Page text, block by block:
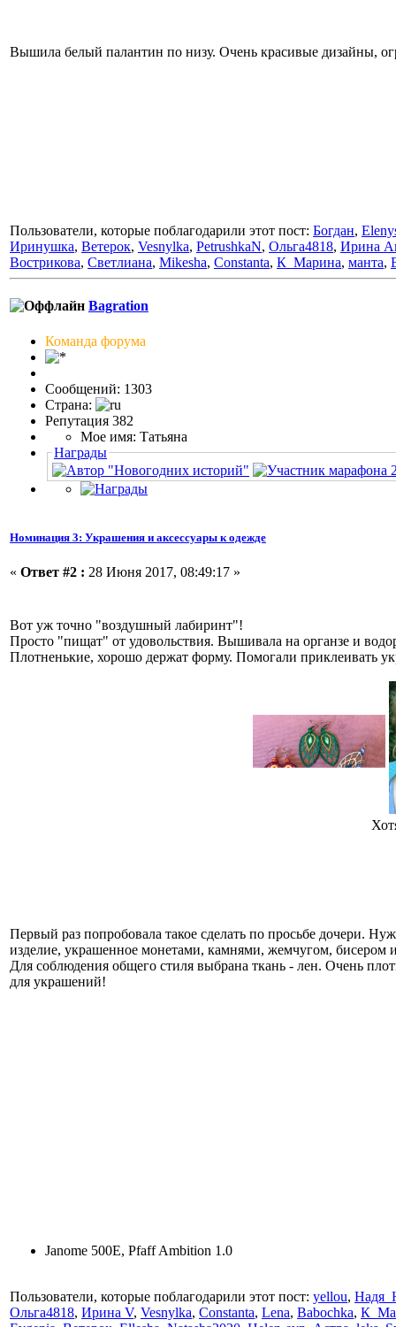
Вышила белый палантин по низу. Очень красивые дизайны,
Пользователи, которые поблагодарили этот пост: Богдан,
Иринушка, Ветерок, Vesnylka, PetrushkaN, Ольга4818, Ирина
Вострикова, Светлиана, Mikesha, Constanta, К_Марина, манта,
Bagration
Команда форума
Сообщений: 1303
Страна:
Репутация 382
Мое имя: Татьяна
Награды
Номинация 3: Украшения и аксессуары к одежде
« Ответ #2 : 28 Июня 2017, 08:49:17 »
Вот уж точно "воздушный лабиринт"!
Просто "пищат" от удовольствия. Вышивала на органзе и
Плотненькие, хорошо держат форму. Помогали приклеивать
Первый раз попробовала такое сделать по просьбе дочери.
изделие, украшенное монетами, камнями, жемчугом, бисером
Для соблюдения общего стиля выбрана ткань - лен. Очень
для украшений!
Janome 500E, Pfaff Ambition 1.0
Пользователи, которые поблагодарили этот пост: yellou,
Ольга4818, Ирина V, Vesnylka, Constanta, Lena, Babochka,